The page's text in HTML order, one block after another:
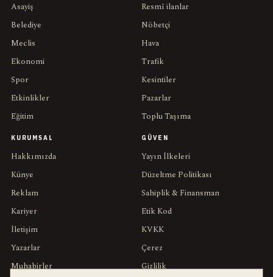
Asayiş
Belediye
Meclis
Ekonomi
Spor
Etkinlikler
Eğitim
Resmî ilanlar
Nöbetçi
Hava
Trafik
Kesintiler
Pazarlar
Toplu Taşıma
KURUMSAL
Hakkımızda
Künye
Reklam
Kariyer
İletişim
Yazarlar
Muhabirler
GÜVEN
Yayın İlkeleri
Düzeltme Politikası
Sahiplik & Finansman
Etik Kod
KVKK
Çerez
Gizlilik